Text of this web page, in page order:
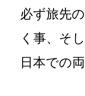
必ず旅先
く事、そ
日本での